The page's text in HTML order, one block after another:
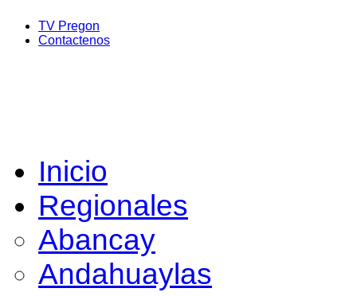
TV Pregon
Contactenos
Inicio
Regionales
Abancay
Andahuaylas